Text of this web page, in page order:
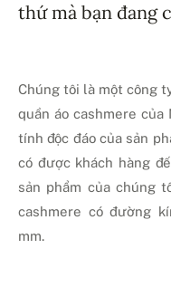
thứ mà bạn đang
Chúng tôi là một công
quần áo cashmere của
tính độc đáo của sản
có được khách hàng
sản phẩm của chúng
cashmere có đường
mm.